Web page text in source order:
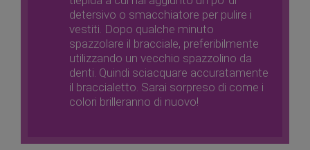
detersivo o smacchiatore per pulire i
vestiti. Dopo qualche minuto
spazzolare il bracciale, preferibilmente
utilizzando un vecchio spazzolino da
denti. Quindi sciacquare accuratamente
il braccialetto. Sarai sorpreso di come i
colori brilleranno di nuovo!